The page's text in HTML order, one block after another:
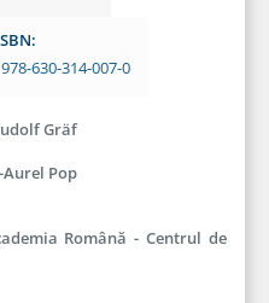
978-630-314-007-0
Gräf
Pop
Română - Centrul de